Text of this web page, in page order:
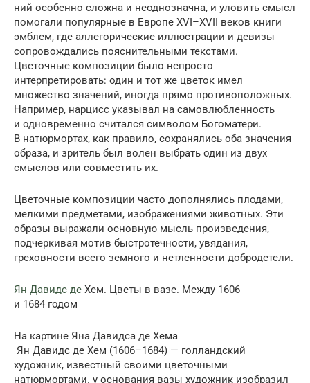
ний особенно сложна и неоднозначна, и уловить смысл
помогали популярные в Европе XVI–XVII веков книги
эмблем, где аллегорические иллюстрации и девизы
сопровождались пояснительными текстами.
Цветочные композиции было непросто
интерпретировать: один и тот же цветок имел
множество зна­чений, иногда прямо противоположных.
Например, нарцисс указывал на само­влюбленность
и одновременно считался символом Богоматери.
В натюрмор­тах, как правило, сохранялись оба значения
образа, и зритель был волен вы­брать один из двух
смыслов или совместить их.
Цветочные композиции часто дополнялись плодами,
мелкими предметами, изображениями животных. Эти
образы выражали основную мысль произве­дения,
подчеркивая мотив быстротечности, увядания,
греховности всего земного и нетленности добродетели.
Ян Давидс де Хем. Цветы в вазе. Между 1606
и 1684 годом
На картине Яна Давидса де Хема
Ян Давидс де Хем (1606–1684) — голландский
художник, известный своими цветочными
натюрмортами. у основания вазы худож­ник изобразил